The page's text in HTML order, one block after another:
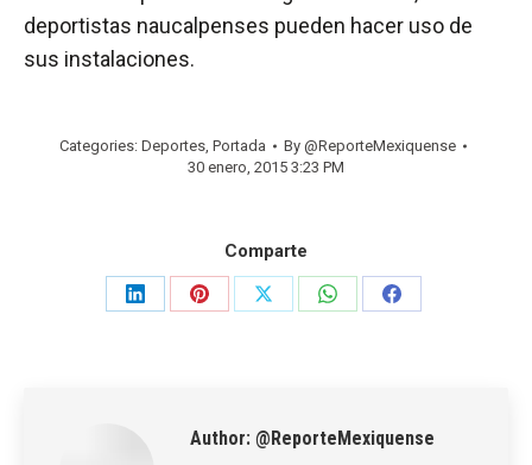
deportistas naucalpenses pueden hacer uso de
sus instalaciones.
Categories: Deportes, Portada By @ReporteMexiquense
30 enero, 2015 3:23 PM
Comparte
Share
Share
Share
Share
Share
Author: @ReporteMexiquense